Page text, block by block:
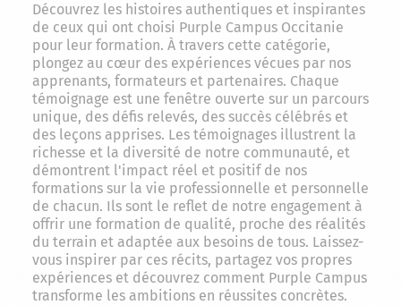
Découvrez les histoires authentiques et inspirantes
de ceux qui ont choisi Purple Campus Occitanie
pour leur formation. À travers cette catégorie,
plongez au cœur des expériences vécues par nos
apprenants, formateurs et partenaires. Chaque
témoignage est une fenêtre ouverte sur un parcours
unique, des défis relevés, des succès célébrés et
des leçons apprises. Les témoignages illustrent la
richesse et la diversité de notre communauté, et
démontrent l'impact réel et positif de nos
formations sur la vie professionnelle et personnelle
de chacun. Ils sont le reflet de notre engagement à
offrir une formation de qualité, proche des réalités
du terrain et adaptée aux besoins de tous. Laissez-
vous inspirer par ces récits, partagez vos propres
expériences et découvrez comment Purple Campus
transforme les ambitions en réussites concrètes.